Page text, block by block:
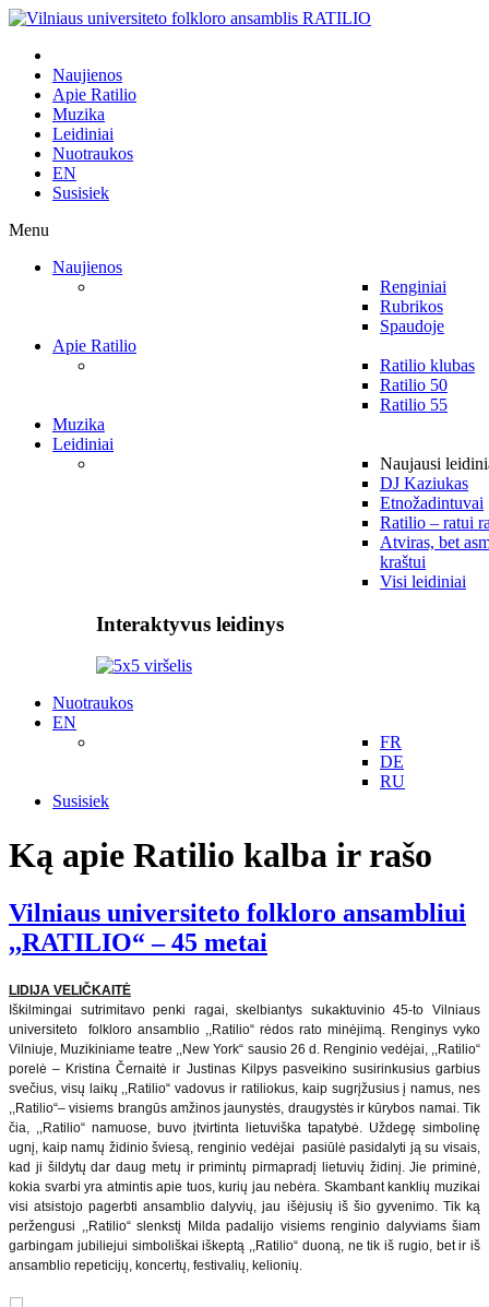
Naujienos
Apie Ratilio
Muzika
Leidiniai
Nuotraukos
EN
Susisiek
Menu
Naujienos
Renginiai
Rubrikos
Spaudoje
Apie Ratilio
Ratilio klubas
Ratilio 50
Ratilio 55
Muzika
Leidiniai
Naujausi
DJ Kaziukas
Etnožadintuvai
Ratilio – ratui
Atviras, bet
kraštui
Visi leidiniai
Interaktyvus leidinys
Nuotraukos
EN
FR
DE
RU
Susisiek
Ką apie Ratilio kalba ir rašo
Vilniaus universiteto folkloro ansambliui
,,RATILIO“ – 45 metai
LIDIJA VELIČKAITĖ
Iškilmingai sutrimitavo penki ragai, skelbiantys sukaktuvinio 45-to Vilniaus
universiteto folkloro ansamblio ,,Ratilio“ rėdos rato minėjimą. Renginys vyko
Vilniuje, Muzikiniame teatre ,,New York“ sausio 26 d. Renginio vedėjai, ,,Ratilio“
porelė – Kristina Černaitė ir Justinas Kilpys pasveikino susirinkusius garbius
svečius, visų laikų ,,Ratilio“ vadovus ir ratiliokus, kaip sugrįžusius į namus, nes
,,Ratilio“– visiems brangūs amžinos jaunystės, draugystės ir kūrybos namai. Tik
čia, ,,Ratilio“ namuose, buvo įtvirtinta lietuviška tapatybė. Uždegę simbolinę
ugnį, kaip namų židinio šviesą, renginio vedėjai pasiūlė pasidalyti ją su visais,
kad ji šildytų dar daug metų ir primintų pirmapradį lietuvių židinį. Jie priminė,
kokia svarbi yra atmintis apie tuos, kurių jau nebėra. Skambant kanklių muzikai
visi atsistojo pagerbti ansamblio dalyvių, jau išėjusių iš šio gyvenimo. Tik ką
peržengusi ,,Ratilio“ slenkstį Milda padalijo visiems renginio dalyviams šiam
garbingam jubiliejui simboliškai iškeptą ,,Ratilio“ duoną, ne tik iš rugio, bet ir iš
ansamblio repeticijų, koncertų, festivalių, kelionių.